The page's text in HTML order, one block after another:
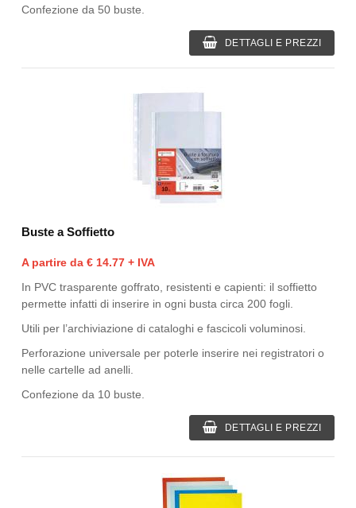
Confezione da 50 buste.
DETTAGLI E PREZZI
Buste a Soffietto
A partire da € 14.77 + IVA
In PVC trasparente goffrato, resistenti e capienti: il soffietto
permette infatti di inserire in ogni busta circa 200 fogli.
Utili per l’archiviazione di cataloghi e fascicoli voluminosi.
Perforazione universale per poterle inserire nei registratori o
nelle cartelle ad anelli.
Confezione da 10 buste.
DETTAGLI E PREZZI